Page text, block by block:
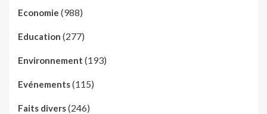
Economie (988)
Education (277)
Environnement (193)
Evénements(115)
Faits divers(246)